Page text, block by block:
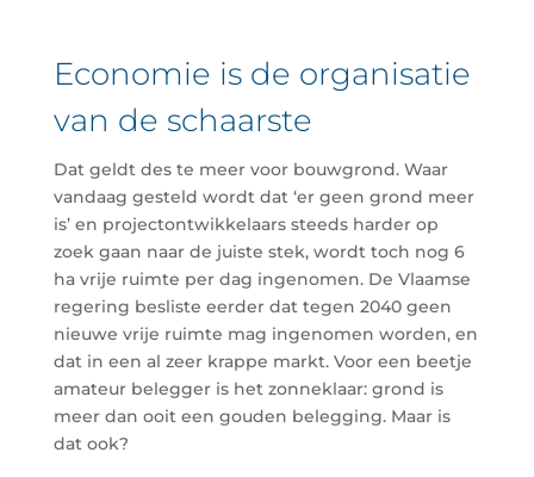
Economie is de organisatie
van de schaarste
Dat geldt des te meer voor bouwgrond. Waar
vandaag gesteld wordt dat ‘er geen grond meer
is’ en projectontwikkelaars steeds harder op
zoek gaan naar de juiste stek, wordt toch nog 6
ha vrije ruimte per dag ingenomen. De Vlaamse
regering besliste eerder dat tegen 2040 geen
nieuwe vrije ruimte mag ingenomen worden, en
dat in een al zeer krappe markt. Voor een beetje
amateur belegger is het zonneklaar: grond is
meer dan ooit een gouden belegging. Maar is
dat ook?